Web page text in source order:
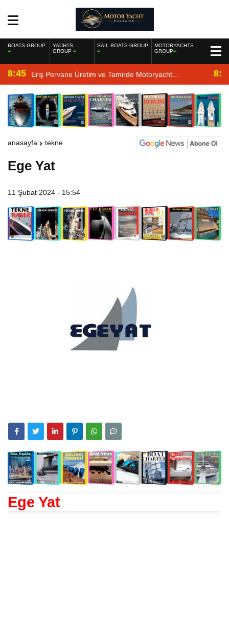
BOATS GROUP
YACHTS
GROUP
SAIL BOATS GROUP
MOTORYACHTS
GROUP
8:45 Eriş Pervane Üretim ve Tamirde Motoryacht
Magazine’de
anasayfa tekne
Ege Yat
11 Şubat 2024 - 15:54
Ege Yat